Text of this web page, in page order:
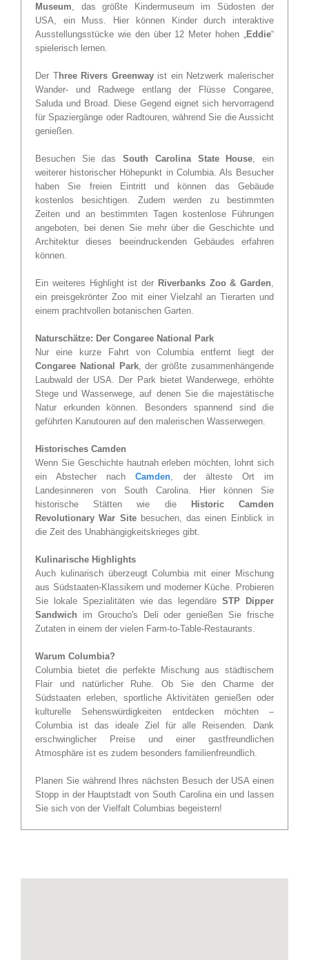
Museum , das größte Kindermuseum im Südosten der
USA, ein Muss. Hier können Kinder durch interaktive
Ausstellungsstücke wie den über 12 Meter hohen „
Eddie“
spielerisch lernen.
Der Three Rivers Greenwayist ein Netzwerk malerischer
Wander- und Radwege entlang der Flüsse Congaree,
Saluda und Broad. Diese Gegend eignet sich hervorragend
für Spaziergänge oder Radtouren, während Sie die Aussicht
genießen.
Besuchen Sie dasSouth Carolina State House , ein
weiterer historischer Höhepunkt in Columbia. Als Besucher
haben Sie freien Eintritt und können das Gebäude
kostenlos besichtigen. Zudem werden zu bestimmten
Zeiten und an bestimmten Tagen kostenlose Führungen
angeboten, bei denen Sie mehr über die Geschichte und
Architektur dieses beeindruckenden Gebäudes erfahren
können.
Ein weiteres Highlight ist der Riverbanks Zoo & Garden
ein preisgekrönter Zoo mit einer Vielzahl an Tierarten und
einem prachtvollen botanischen Garten.
Naturschätze: Der Congaree National Park
Nur eine kurze Fahrt von Columbia entfernt liegt der
Congaree National Park, der größte zusammenhängende
Laubwald der USA. Der Park bietet Wanderwege, erhöhte
Stege und Wasserwege, auf denen Sie die majestätische
Natur erkunden können. Besonders spannend sind die
geführten Kanutouren auf den malerischen Wasserwegen.
Historisches Camden
Wenn Sie Geschichte hautnah erleben möchten, lohnt sich
ein Abstecher nachCamden , der älteste Ort im
Landesinneren von South Carolina. Hier können Sie
historische Stätten wie die
Historic Camden
Revolutionary War Sitebesuchen, das einen Einblick in
die Zeit des Unabhängigkeitskrieges gibt.
Kulinarische Highlights
Auch kulinarisch überzeugt Columbia mit einer Mischung
aus Südstaaten-Klassikern und moderner Küche. Probieren
Sie lokale Spezialitäten wie das legendäreSTP Dipper
Sandwich im Groucho's Deli oder genießen Sie frische
Zutaten in einem der vielen Farm-to-Table-Restaurants.
Warum Columbia?
Columbia bietet die perfekte Mischung aus städtischem
Flair und natürlicher Ruhe. Ob Sie den Charme der
Südstaaten erleben, sportliche Aktivitäten genießen oder
kulturelle Sehenswürdigkeiten entdecken möchten –
Columbia ist das ideale Ziel für alle Reisenden. Dank
erschwinglicher Preise und einer gastfreundlichen
Atmosphäre ist es zudem besonders familienfreundlich.
Planen Sie während Ihres nächsten Besuch der USA einen
Stopp in der Hauptstadt von South Carolina ein und lassen
Sie sich von der Vielfalt Columbias begeistern!